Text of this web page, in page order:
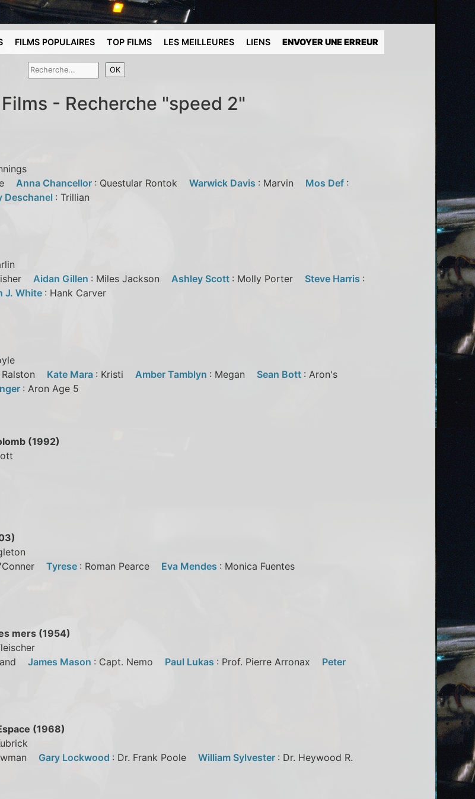
FILMS POPULAIRES TOP FILMS LES MEILLEURES LIENS ENVOYER UNE ERREUR
- Recherche "speed 2"
Anna Chancellor : Questular Rontok Warwick Davis : Marvin Mos Def :
Deschanel : Trillian
Aidan Gillen : Miles Jackson Ashley Scott : Molly Porter Steve Harris :
J. White : Hank Carver
Ralston Kate Mara : Kristi Amber Tamblyn : Megan Sean Bott : Aron's
: Aron Age 5
(1992)
Tyrese : Roman Pearce Eva Mendes : Monica Fuentes
mers (1954)
James Mason : Capt. Nemo Paul Lukas : Prof. Pierre Arronax Peter
(1968)
Gary Lockwood : Dr. Frank Poole William Sylvester : Dr. Heywood R.